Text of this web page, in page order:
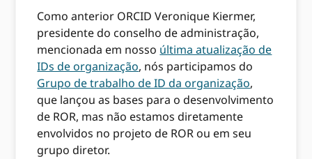
Como anterior ORCID Veronique Kiermer,
presidente do conselho de administração,
mencionada em nosso última atualização de
IDs de organização, nós participamos do
Grupo de trabalho de ID da organização,
que lançou as bases para o desenvolvimento
de ROR, mas não estamos diretamente
envolvidos no projeto de ROR ou em seu
grupo diretor.